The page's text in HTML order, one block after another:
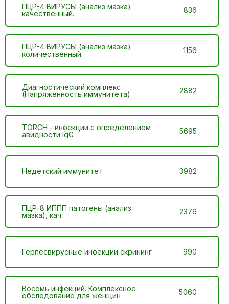
ПЦР-4 ВИРУСЫ (анализ мазка)
качественный.
836
ПЦР-4 ВИРУСЫ (анализ мазка)
количественный.
1156
Диагностический комплекс
(Напряженность иммунитета)
2882
TORCH - инфекции с определением
авидности IgG
5695
Недетский иммунитет 3982
ПЦР-8 ИППП патогены (анализ
мазка), кач.
2376
Герпесвирусные инфекции скрининг 990
Восемь инфекций. Комплексное
обследование для женщин
5060